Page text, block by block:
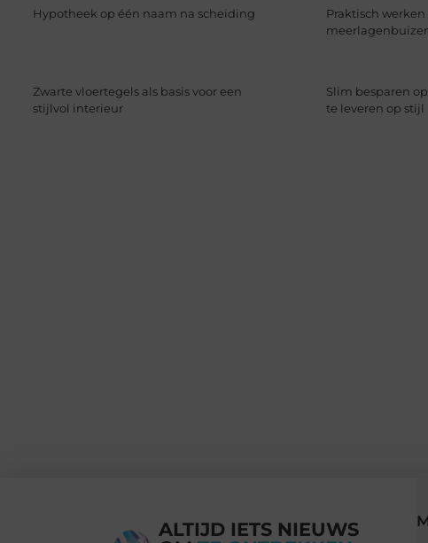
Hypotheek op één naam na scheiding
Praktisch
Zwarte vloertegels als basis voor een
stijlvol interieur
Slim besparen
te leveren op stijl
ALTIJD IETS NIEUWS